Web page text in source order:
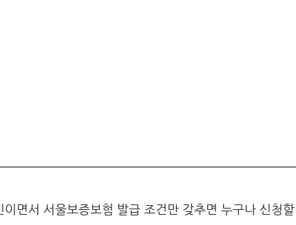
면서 서울보증보험 발급 조건만 갖추면 누구나 신청할